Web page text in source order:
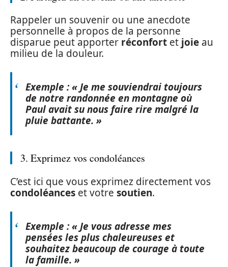
Rappeler un souvenir ou une anecdote
personnelle à propos de la personne
disparue peut apporter réconfort et joie au
milieu de la douleur.
Exemple : « Je me souviendrai toujours
de notre randonnée en montagne où
Paul avait su nous faire rire malgré la
pluie battante. »
3. Exprimez vos condoléances
C’est ici que vous exprimez directement vos
condoléances et votre soutien.
Exemple : « Je vous adresse mes
pensées les plus chaleureuses et
souhaitez beaucoup de courage à toute
la famille. »